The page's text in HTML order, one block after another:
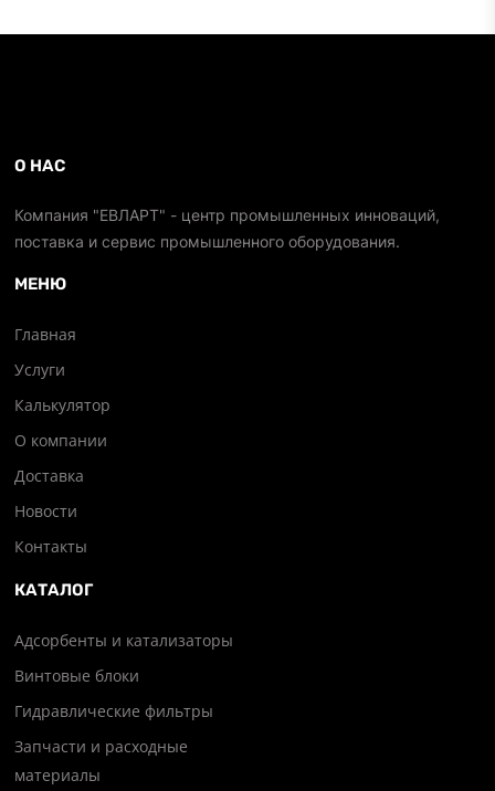
О НАС
Компания "ЕВЛАРТ" - центр промышленных инноваций,
поставка и сервис промышленного оборудования.
МЕНЮ
Главная
Услуги
Калькулятор
О компании
Доставка
Новости
Контакты
КАТАЛОГ
Адсорбенты и катализаторы
Винтовые блоки
Гидравлические фильтры
Запчасти и расходные
материалы